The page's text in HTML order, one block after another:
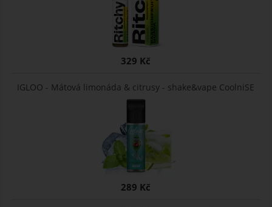
329 Kč
IGLOO - Mátová limonáda & citrusy - shake&vape CoolniSE
289 Kč